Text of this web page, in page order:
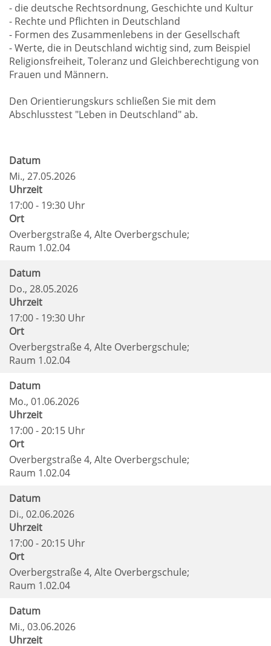
- die deutsche Rechtsordnung, Geschichte und Kultur
- Rechte und Pflichten in Deutschland
- Formen des Zusammenlebens in der Gesellschaft
- Werte, die in Deutschland wichtig sind, zum Beispiel
Religionsfreiheit, Toleranz und Gleichberechtigung von
Frauen und Männern.
Den Orientierungskurs schließen Sie mit dem
Abschlusstest "Leben in Deutschland" ab.
Datum
Mi., 27.05.2026
Uhrzeit
17:00 - 19:30 Uhr
Ort
Overbergstraße 4, Alte Overbergschule;
Raum 1.02.04
Datum
Do., 28.05.2026
Uhrzeit
17:00 - 19:30 Uhr
Ort
Overbergstraße 4, Alte Overbergschule;
Raum 1.02.04
Datum
Mo., 01.06.2026
Uhrzeit
17:00 - 20:15 Uhr
Ort
Overbergstraße 4, Alte Overbergschule;
Raum 1.02.04
Datum
Di., 02.06.2026
Uhrzeit
17:00 - 20:15 Uhr
Ort
Overbergstraße 4, Alte Overbergschule;
Raum 1.02.04
Datum
Mi., 03.06.2026
Uhrzeit